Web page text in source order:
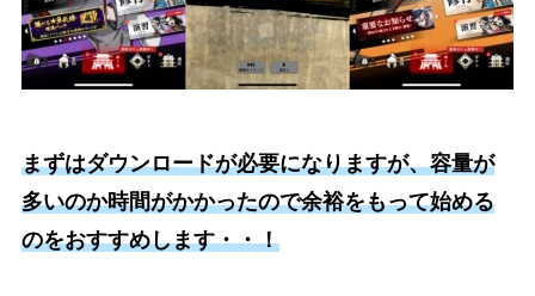
まずはダウンロードが必要になりますが、容量が
多いのか時間がかかったので余裕をもって始める
のをおすすめします・・！